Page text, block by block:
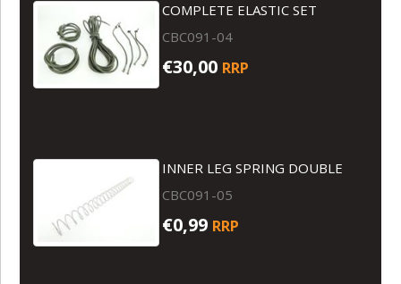
COMPLETE ELASTIC SET
CBC091-04
€30,00 RRP
INNER LEG SPRING DOUBLE
CBC091-05
€0,99 RRP